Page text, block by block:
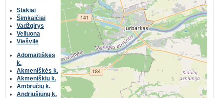
Stakiai
Šimkaičiai
Vadžgirys
Veliuona
Viešvilė
Adomaitiškės
k.
Akmeniškės k.
Akmeniškių k.
Ambručių k.
Andriušiūnų k.